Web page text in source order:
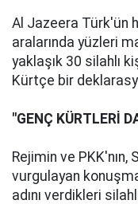
Al Jazeera Türk'ün
aralarında yüzleri
yaklaşık 30 silahlı
Kürtçe bir
"GENÇ KÜRTLERİ
Rejimin ve PKK'nın,
vurgulayan
adını verdikleri